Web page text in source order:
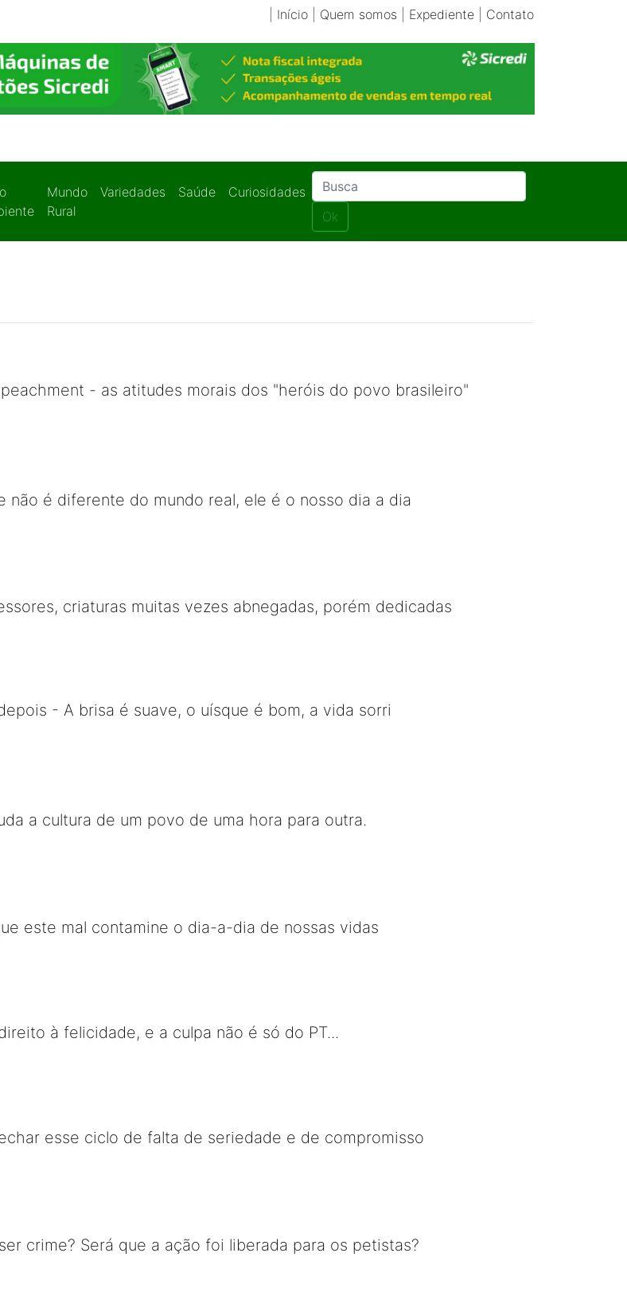
Início| Quem somos Expediente| Contato
Mundo
Rural
Variedades Saúde
Curiosidades
Ok
- as atitudes morais dos "heróis do povo brasileiro"
não é diferente do mundo real, ele é o nosso dia a dia
criaturas muitas vezes abnegadas, porém dedicadas
- A brisa é suave, o uísque é bom, a vida sorri
a cultura de um povo de uma hora para outra.
este mal contamine o dia-a-dia de nossas vidas
à felicidade, e a culpa não é só do PT...
esse ciclo de falta de seriedade e de compromisso
crime? Será que a ação foi liberada para os petistas?